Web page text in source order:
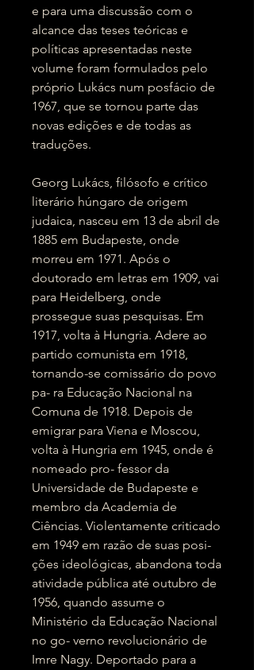
e para uma discussão com o
alcance das teses teóricas e
políticas apresentadas neste
volume foram formulados pelo
próprio Lukács num posfácio de
1967, que se tornou parte das
novas edições e de todas as
traduções.
Georg Lukács, filósofo e crítico
literário húngaro de origem
judaica, nasceu em 13 de abril de
1885 em Budapeste, onde
morreu em 1971. Após o
doutorado em letras em 1909, vai
para Heidelberg, onde
prossegue suas pesquisas. Em
1917, volta à Hungria. Adere ao
partido comunista em 1918,
tornando-se comissário do povo
pa- ra Educação Nacional na
Comuna de 1918. Depois de
emigrar para Viena e Moscou,
volta à Hungria em 1945, onde é
nomeado pro- fessor da
Universidade de Budapeste e
membro da Academia de
Ciências. Violentamente criticado
em 1949 em razão de suas posi-
ções ideológicas, abandona toda
atividade pública até outubro de
1956, quando assume o
Ministério da Educação Nacional
no go- verno revolucionário de
Imre Nagy. Deportado para a